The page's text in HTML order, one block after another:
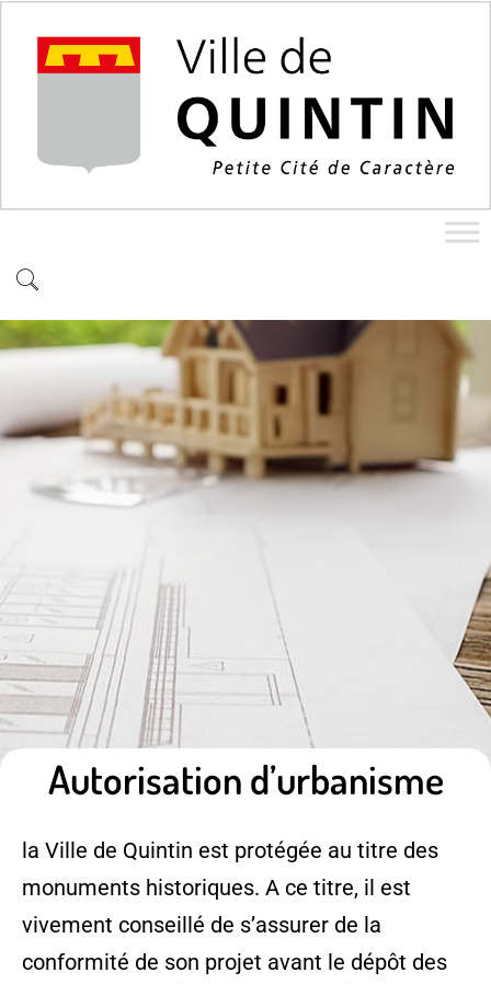
Autorisation d’urbanisme
la Ville de Quintin est protégée au titre des
monuments historiques. A ce titre, il est
vivement conseillé de s’assurer de la
conformité de son projet avant le dépôt des